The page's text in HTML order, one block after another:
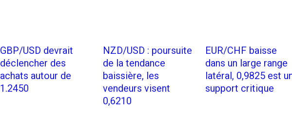
GBP/USD devrait
déclencher des
achats autour de
1.2450
NZD/USD : poursuite
de la tendance
baissière, les
vendeurs visent
0,6210
EUR/CHF baisse
dans un large range
latéral, 0,9825 est
support critique